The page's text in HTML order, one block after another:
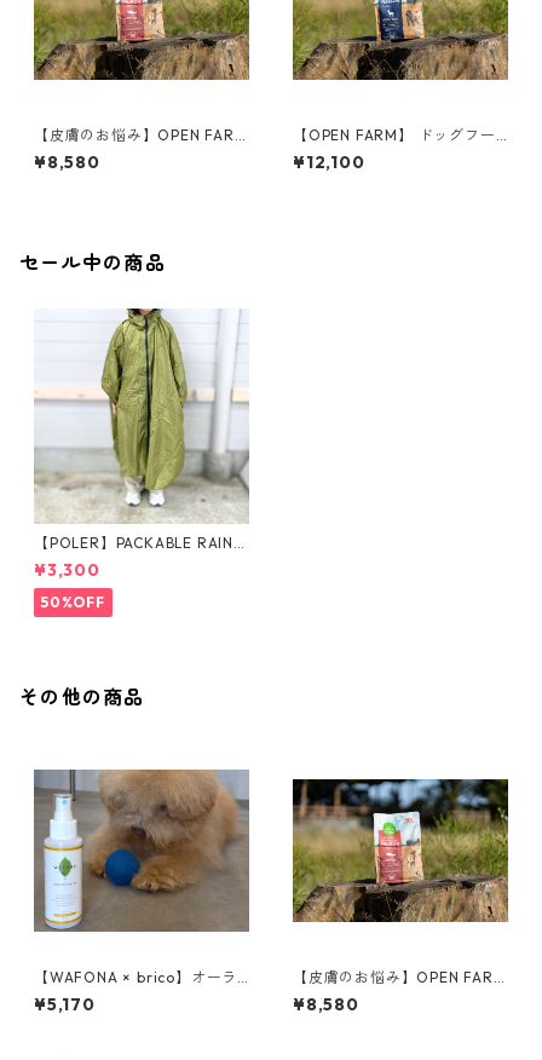
【皮膚のお悩み】OPEN FARM
ドッグフード／サーモン 1.81
kg
¥8,580
【OPEN FARM】 ドッグフー
ド／ベニソン 1.81kg
¥12,100
セール中の商品
【POLER】PACKABLE RAIN P
ONCHO
¥3,300
50%OFF
その他の商品
【WAFONA × brico】オーラ
ルケアセット
¥5,170
【皮膚のお悩み】OPEN FARM
ドッグフード／サーモン 1.81
kg
¥8,580